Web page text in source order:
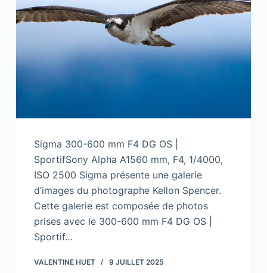
Sigma 300-600 mm F4 DG OS |
SportifSony Alpha A1560 mm, F4, 1/4000,
ISO 2500 Sigma présente une galerie
d’images du photographe Kellon Spencer.
Cette galerie est composée de photos
prises avec le 300-600 mm F4 DG OS |
Sportif…
VALENTINE HUET 9 JUILLET 2025